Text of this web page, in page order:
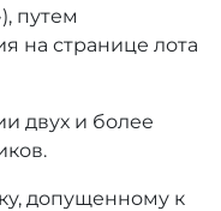
путем
на странице лота
двух и более
допущенному к